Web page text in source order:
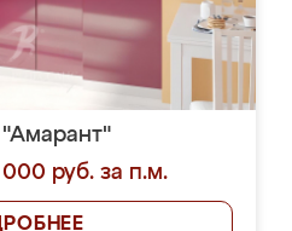
"Амарант"
руб. за п.м.